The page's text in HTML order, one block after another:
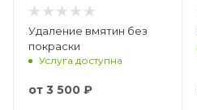
Удаление вмятин без
покраски
Услуга доступна
от 3 500 ₽